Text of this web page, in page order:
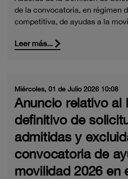
de la convocatoria, en régimen
competitiva, de ayudas a la
Leer más...
Miércoles, 01 de Julio 2026 10:08
Anuncio relativo al
definitivo de
admitidas y
convocatoria de
movilidad 2026 en